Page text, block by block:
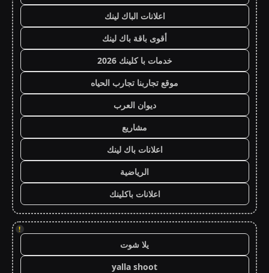
اعلانات الباك لينك
أقوى باقة باك لينك
خدمات با كلينك 2026
موقع تجاربنا تجارب الحياه
ديوان العرب
مشاريع
اعلانات باك لينك
الرياضية
اعلانات باكلينك
!
يلا شوت
yalla shoot